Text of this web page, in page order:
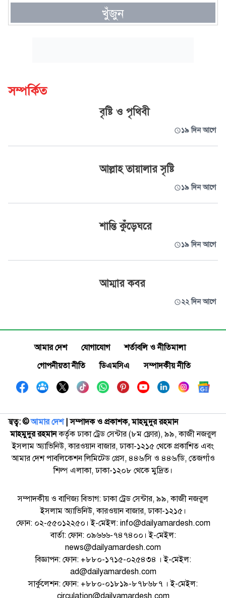
খুঁজুন
সম্পর্কিত
বৃষ্টি ও পৃথিবী
১৯ দিন আগে
আল্লাহ তায়ালার সৃষ্টি
১৯ দিন আগে
শান্তি কুঁড়েঘরে
১৯ দিন আগে
আম্মার কবর
২২ দিন আগে
আমার দেশ যোগাযোগ
শর্তাবলি ও নীতিমালা
গোপনীয়তা নীতি
ডিএমসিএ সম্পাদকীয় নীতি
স্বত্ব: ©️আমার দেশ| সম্পাদক ও প্রকাশক, মাহমুদুর রহমান
মাহমুদুর রহমানকর্তৃক ঢাকা ট্রেড সেন্টার (৮ম ফ্লোর), ৯৯, কাজী নজরুল
ইসলাম অ্যাভিনিউ, কারওয়ান বাজার, ঢাকা-১২১৫ থেকে প্রকাশিত এবং
আমার দেশ পাবলিকেশন লিমিটেড প্রেস, ৪৪৬/সি ও ৪৪৬/ডি, তেজগাঁও
শিল্প এলাকা, ঢাকা-১২০৮ থেকে মুদ্রিত।
সম্পাদকীয় ও বাণিজ্য বিভাগ: ঢাকা ট্রেড সেন্টার, ৯৯, কাজী নজরুল
ইসলাম অ্যাভিনিউ, কারওয়ান বাজার, ঢাকা-১২১৫।
ফোন: ০২-৫৫০১২২৫০। ই-মেইল: info@dailyamardesh.com
বার্তা: ফোন: ০৯৬৬৬-৭৪৭৪০০। ই-মেইল:
news@dailyamardesh.com
বিজ্ঞাপন: ফোন: +৮৮০-১৭১৫-০২৫৪৩৪ । ই-মেইল:
ad@dailyamardesh.com
সার্কুলেশন: ফোন: +৮৮০-০১৮১৯-৮৭৮৬৮৭ । ই-মেইল:
circulation@dailyamardesh.com